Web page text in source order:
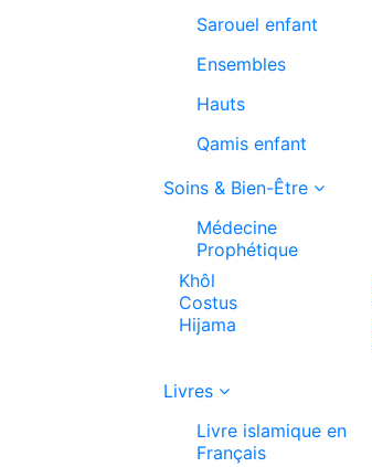
Sarouel enfant
Ensembles
Hauts
Qamis enfant
Soins & Bien-Être
Médecine
Prophétique
Khôl
Costus
Hijama
Livres
Livre islamique en
Français